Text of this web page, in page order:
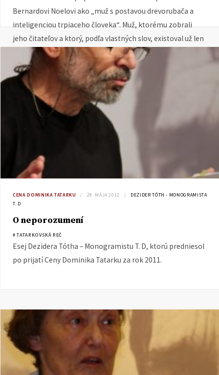
Bernardovi Noelovi ako „muž s postavou drevorubača a
inteligenciou trpiaceho človeka“. Muž, ktorému zobrali
jeho čitateľov a ktorý, podľa vlastných slov, existoval už len
pre políciu.
CENA DOMINIKA TATARKU 28. MÁJA 2012
DEZIDER TÓTH - MONOGRAMISTA
T. D
O neporozumení
# TATARKOVSKÁ REČ
Esej Dezidera Tótha – Monogramistu T. D, ktorú predniesol
po prijatí Ceny Dominika Tatarku za rok 2011.